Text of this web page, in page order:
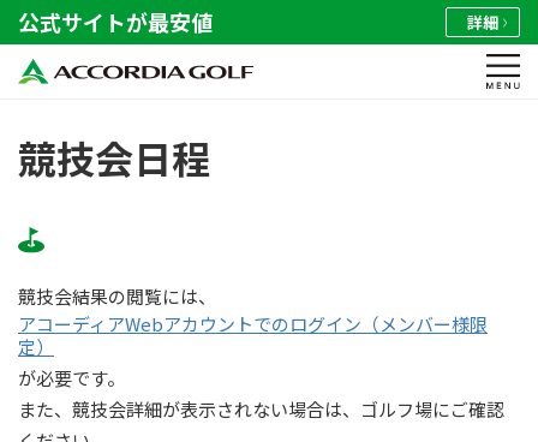
公式サイトが最安値 詳細
競技会日程
競技会結果の閲覧には、
アコーディアWebアカウントでのログイン（メンバー様限
定）
が必要です。
また、競技会詳細が表示されない場合は、ゴルフ場にご確認